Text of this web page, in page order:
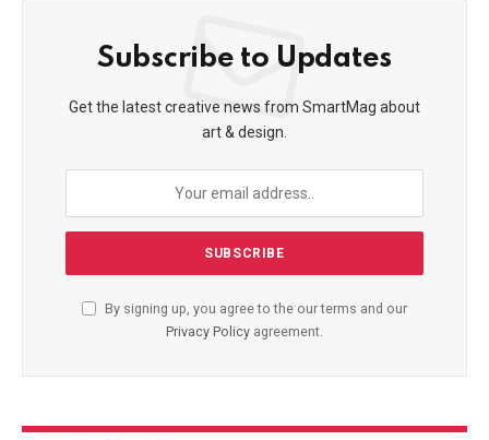
Subscribe to Updates
Get the latest creative news from SmartMag about
art & design.
By signing up, you agree to the our terms and our
Privacy Policy agreement.